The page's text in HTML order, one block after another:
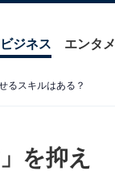
ジネス エンタメ
るスキルはある？
を抑え